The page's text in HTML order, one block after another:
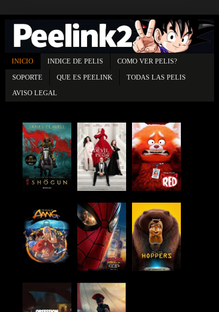
INICIO INDICE DE PELIS COMO VER PELIS?
SOPORTE QUE ES PEELINK TODAS LAS PELIS
AVISO LEGAL